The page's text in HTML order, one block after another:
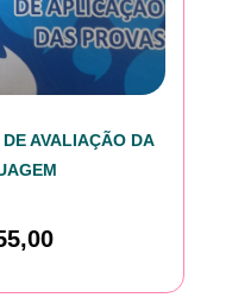
AVALIAÇÃO DA